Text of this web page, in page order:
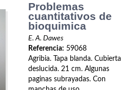
Problemas
cuantitativos de
bioquimica
E. A. Dawes
Referencia: 59068
Agribia. Tapa blanda. Cubierta
deslucida. 21 cm. Algunas
paginas subrayadas. Con